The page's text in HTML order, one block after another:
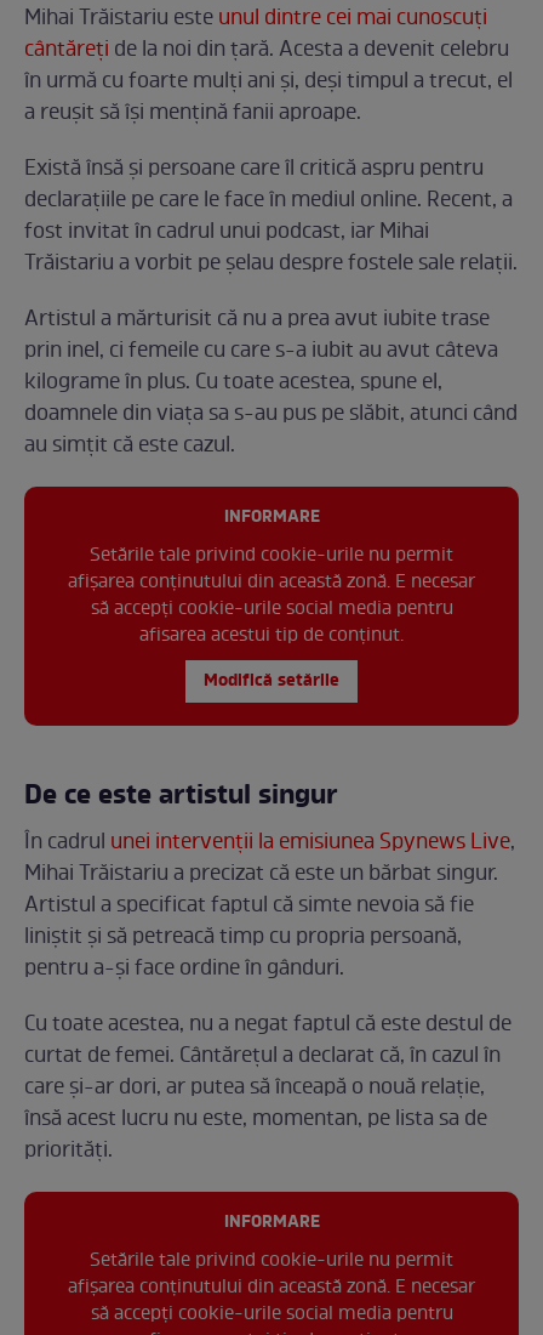
Mihai Trăistariu esteunul dintre cei mai cunoscuți
cântăreți de la noi din țară. Acesta a devenit celebru
în urmă cu foarte mulți ani și, deși timpul a trecut, el
a reușit să își mențină fanii aproape.
Există însă și persoane care îl critică aspru pentru
declarațiile pe care le face în mediul online. Recent, a
fost invitat în cadrul unui podcast, iar Mihai
Trăistariu a vorbit pe șelau despre fostele sale relații.
Artistul a mărturisit că nu a prea avut iubite trase
prin inel, ci femeile cu care s-a iubit au avut câteva
kilograme în plus. Cu toate acestea, spune el,
doamnele din viața sa s-au pus pe slăbit, atunci când
au simțit că este cazul.
INFORMARE
Setările tale privind cookie-urile nu permit
afișarea conținutului din această zonă. E necesar
să accepți cookie-urile social media pentru
afisarea acestui tip de conținut.
Modifică setările
De ce este artistul singur
În cadrul unei intervenții la emisiunea Spynews Live,
Mihai Trăistariu a precizat că este un bărbat singur.
Artistul a specificat faptul că simte nevoia să fie
liniștit și să petreacă timp cu propria persoană,
pentru a-și face ordine în gânduri.
Cu toate acestea, nu a negat faptul că este destul de
curtat de femei. Cântărețul a declarat că, în cazul în
care și-ar dori, ar putea să înceapă o nouă relație,
însă acest lucru nu este, momentan, pe lista sa de
priorități.
INFORMARE
Setările tale privind cookie-urile nu permit
afișarea conținutului din această zonă. E necesar
să accepți cookie-urile social media pentru